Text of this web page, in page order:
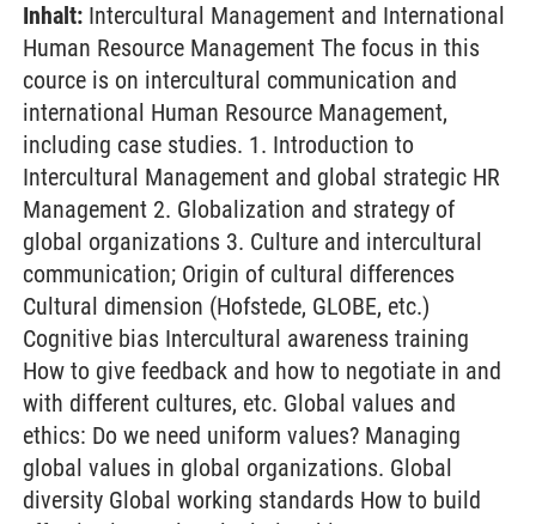
Inhalt: Intercultural Management and International
Human Resource Management The focus in this
cource is on intercultural communication and
international Human Resource Management,
including case studies. 1. Introduction to
Intercultural Management and global strategic HR
Management 2. Globalization and strategy of
global organizations 3. Culture and intercultural
communication; Origin of cultural differences
Cultural dimension (Hofstede, GLOBE, etc.)
Cognitive bias Intercultural awareness training
How to give feedback and how to negotiate in and
with different cultures, etc. Global values and
ethics: Do we need uniform values? Managing
global values in global organizations. Global
diversity Global working standards How to build